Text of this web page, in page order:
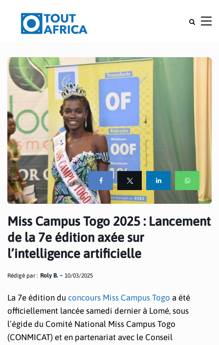
Miss Campus Togo 2025 : Lancement
de la 7e édition axée sur
l’intelligence artificielle
Rédigé par : Roly B. 10/03/2025
La 7e édition du concours Miss Campus Togo a été
officiellement lancée samedi dernier à Lomé, sous
l’égide du Comité National Miss Campus Togo
(CONMICAT) et en partenariat avec le Conseil